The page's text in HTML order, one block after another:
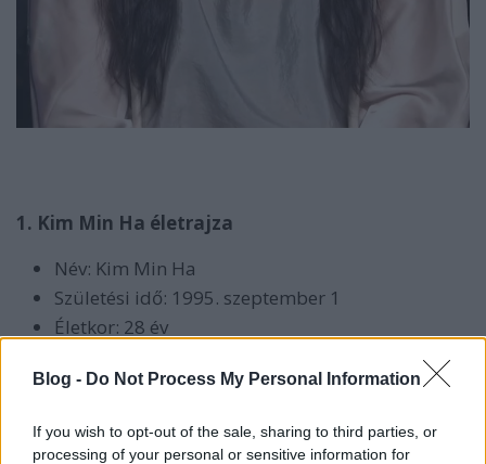
Blog - Do Not Process My Personal Information
If you wish to opt-out of the sale, sharing to third parties, or
processing of your personal or sensitive information for
1. Kim Min Ha életrajza
Név: Kim Min Ha
Születési idő: 1995. szeptember 1
Életkor: 28 év
Foglalkozás: színésznő és modell
Instagram fiók: @minhakim_